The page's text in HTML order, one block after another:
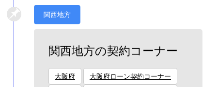
関西地方
関西地方の契約コーナー
大阪府 大阪府ローン契約コーナー